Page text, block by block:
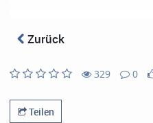
Zurück
329
views
0
Kommentare
likes
favorites
Teilen